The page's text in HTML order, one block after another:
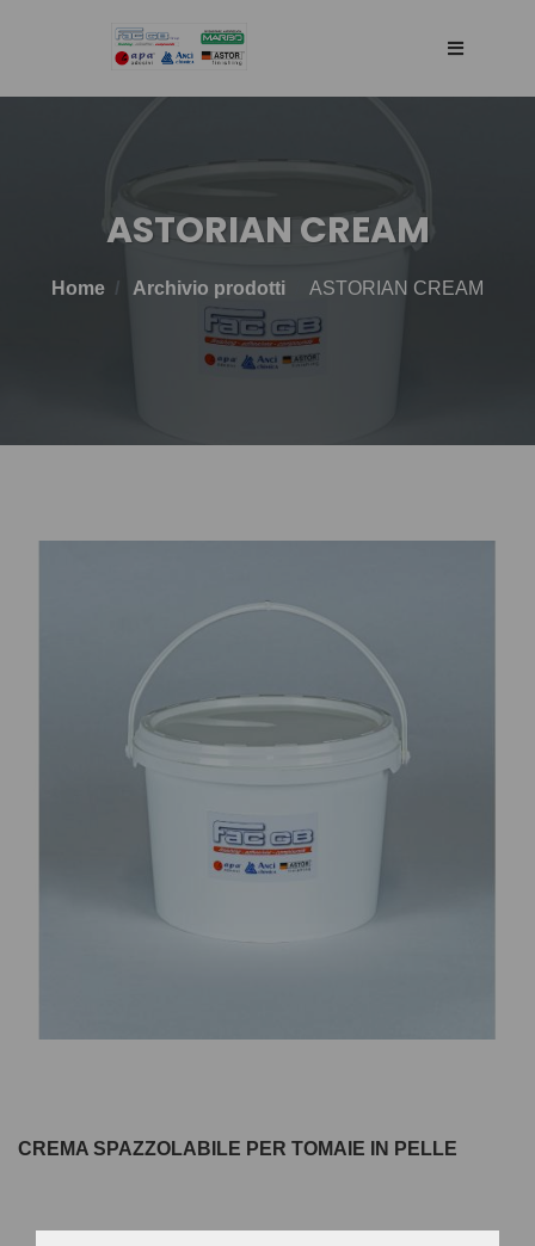
RETE DI VENDITA
TECNOLOGIA
ASTORIAN CREAM
Home Archivio prodotti ASTORIAN CREAM
CREMA SPAZZOLABILE PER TOMAIE IN PELLE